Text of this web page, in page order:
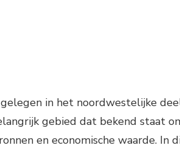
in het noordwestelijke
gebied dat bekend staat
en economische waarde. In